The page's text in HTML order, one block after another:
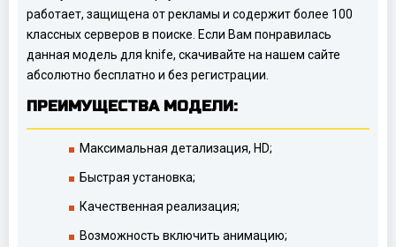
работает, защищена от рекламы и содержит более 100
классных серверов в поиске. Если Вам понравилась
данная модель для knife, скачивайте на нашем сайте
абсолютно бесплатно и без регистрации.
ПРЕИМУЩЕСТВА МОДЕЛИ:
Максимальная детализация, HD;
Быстрая установка;
Качественная реализация;
Возможность включить анимацию;